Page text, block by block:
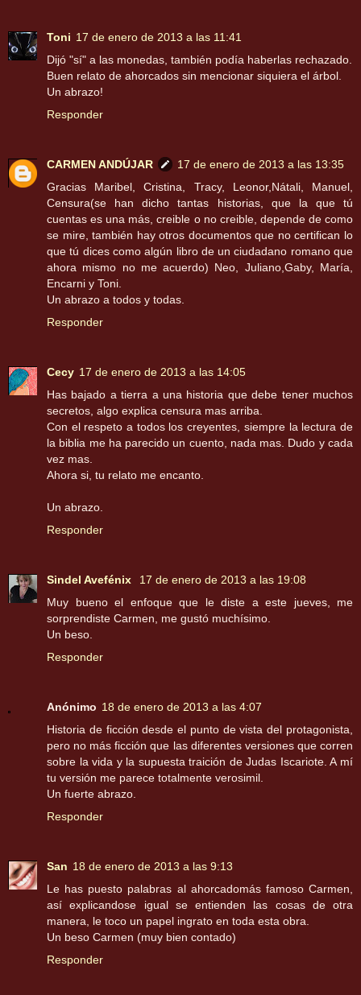
Toni 17 de enero de 2013 a las 11:41
Dijó "sí" a las monedas, también podía haberlas rechazado.
Buen relato de ahorcados sin mencionar siquiera el árbol.
Un abrazo!
Responder
CARMEN ANDÚJAR
17 de enero de 2013 a las 13:35
Gracias Maribel, Cristina, Tracy, Leonor,Nátali, Manuel,
Censura(se han dicho tantas historias, que la que tú
cuentas es una más, creible o no creible, depende de como
se mire, también hay otros documentos que no certifican lo
que tú dices como algún libro de un ciudadano romano que
ahora mismo no me acuerdo) Neo, Juliano,Gaby, María,
Encarni y Toni.
Un abrazo a todos y todas.
Responder
Cecy 17 de enero de 2013 a las 14:05
Has bajado a tierra a una historia que debe tener muchos
secretos, algo explica censura mas arriba.
Con el respeto a todos los creyentes, siempre la lectura de
la biblia me ha parecido un cuento, nada mas. Dudo y cada
vez mas.
Ahora si, tu relato me encanto.
Un abrazo.
Responder
Sindel Avefénix
17 de enero de 2013 a las 19:08
Muy bueno el enfoque que le diste a este jueves, me
sorprendiste Carmen, me gustó muchísimo.
Un beso.
Responder
Anónimo 18 de enero de 2013 a las 4:07
Historia de ficción desde el punto de vista del protagonista,
pero no más ficción que las diferentes versiones que corren
sobre la vida y la supuesta traición de Judas Iscariote. A mí
tu versión me parece totalmente verosimil.
Un fuerte abrazo.
Responder
San 18 de enero de 2013 a las 9:13
Le has puesto palabras al ahorcadomás famoso Carmen,
así explicandose igual se entienden las cosas de otra
manera, le toco un papel ingrato en toda esta obra.
Un beso Carmen (muy bien contado)
Responder